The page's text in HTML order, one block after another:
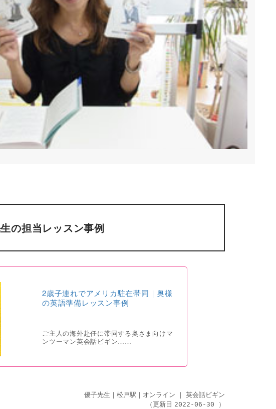
の担当レッスン事例
2歳子連れでアメリカ駐在帯同｜奥様
の英語準備レッスン事例
ご主人の海外赴任に帯同する奥さま向けマ
ンツーマン英会話ビギン……
優子先生｜松戸駅｜オンライン ｜ 英会話ビギン
（更新日 2022-06-30 ）